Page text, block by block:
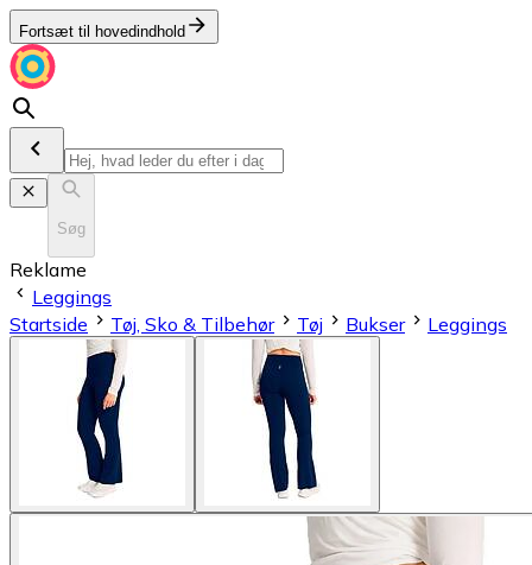
Fortsæt til hovedindhold
Søg
Reklame
Leggings
Startside
Tøj, Sko & Tilbehør Tøj Bukser Leggings